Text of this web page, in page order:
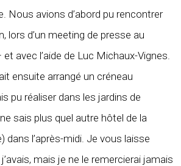
Nous avions d’abord pu rencontrer
lors d’un meeting de presse au
avec l’aide de Luc Michaux-Vignes.
ensuite arrangé un créneau
pu réaliser dans les jardins de
sais plus quel autre hôtel de la
dans l’après-midi. Je vous laisse
mais je ne le remercierai jamais